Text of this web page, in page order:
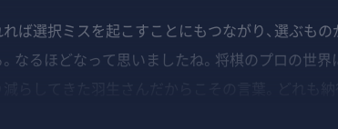
ば選択ミスを起こすことにもつながり、選ぶも
なるほどなって思いましたね。将棋のプロの世